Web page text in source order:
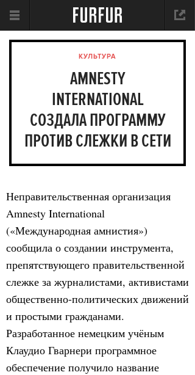
КУЛЬТУРА
AMNESTY
INTERNATIONAL
СОЗДАЛА ПРОГРАММУ
ПРОТИВ СЛЕЖКИ В СЕТИ
Неправительственная организация
Amnesty International
(«Международная амнистия»)
сообщила о создании инструмента,
препятствующего правительственной
слежке за журналистами, активистами
общественно-политических движений
и простыми гражданами.
Разработанное немецким учёным
Клаудио Гварнери программное
обеспечение получило название